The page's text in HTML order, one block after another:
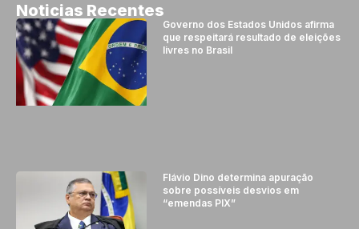
Noticias Recentes
Governo dos Estados Unidos afirma
que respeitará resultado de eleições
livres no Brasil
Flávio Dino determina apuração
sobre possíveis desvios em
“emendas PIX”